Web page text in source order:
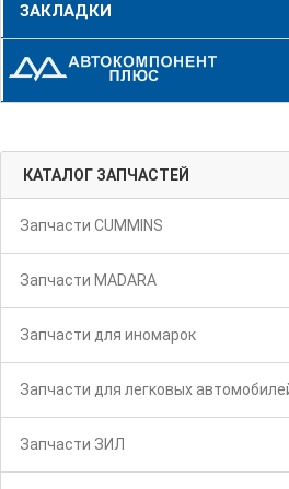
ЗАКЛАДКИ
КАТАЛОГ ЗАПЧАСТЕЙ
Запчасти CUMMINS
Запчасти MADARA
Запчасти для иномарок
Запчасти для легковых
Запчасти ЗИЛ